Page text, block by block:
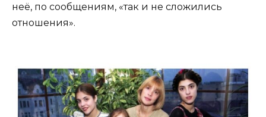
неё, по сообщениям, «так и не сложились
отношения».